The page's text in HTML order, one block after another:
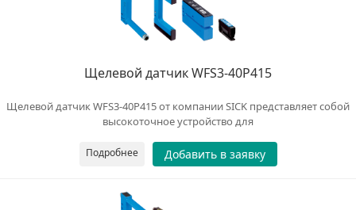
Щелевой датчик WFS3-40P415
Щелевой датчик WFS3-40P415 от компании SICK представляет собой
высокоточное устройство для
Подробнее Добавить в заявку